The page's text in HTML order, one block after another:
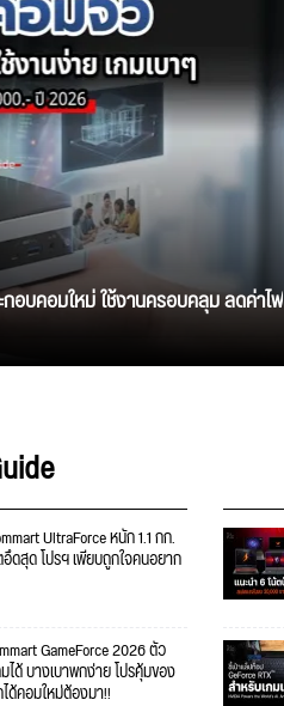
บคอมใหม่ ใช้งานครอบคลุม ลดค่าไฟ
UltraForce หนัก 1.1 กก.
สุด โปรฯ เพียบถูกใจคนอยาก
GameForce 2026 ตัว
ได้ บางเบาพกง่าย โปรคุ้มของ
ด้คอมใหม่ต้องมา!!